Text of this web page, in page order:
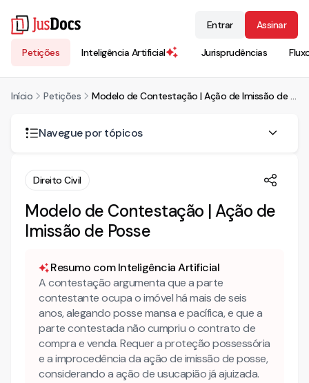
Petições Inteligência Artificial Jurisprudências
Entrar Assinar
Início Petições Modelo de Contestação | Ação de Imissão de Posse
Navegue por tópicos
PRELIMINARMENTE
DO DIREITO
Direito Civil
Modelo de Contestação | Ação de
Imissão de Posse
Resumo com Inteligência Artificial
A contestação argumenta que a parte
contestante ocupa o imóvel há mais de seis
anos, alegando posse mansa e pacífica, e que a
parte contestada não cumpriu o contrato de
compra e venda. Requer a proteção possessória
e a improcedência da ação de imissão de posse,
considerando a ação de usucapião já ajuizada.